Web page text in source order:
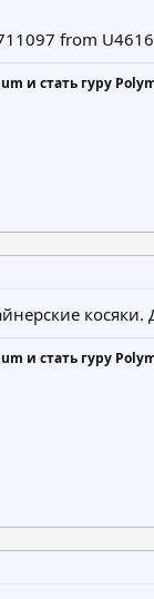
from
и стать гуру
косяки.
и стать гуру